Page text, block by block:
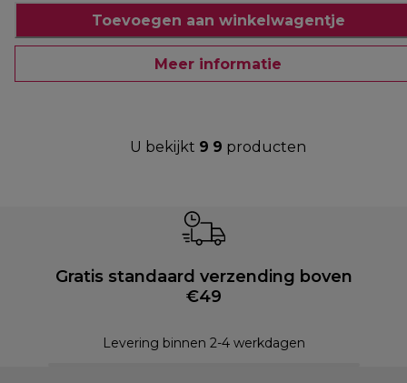
Toevoegen aan winkelwagentje
Meer informatie
U bekijkt 9 9 producten
Gratis standaard verzending boven
€49
Levering binnen 2-4 werkdagen